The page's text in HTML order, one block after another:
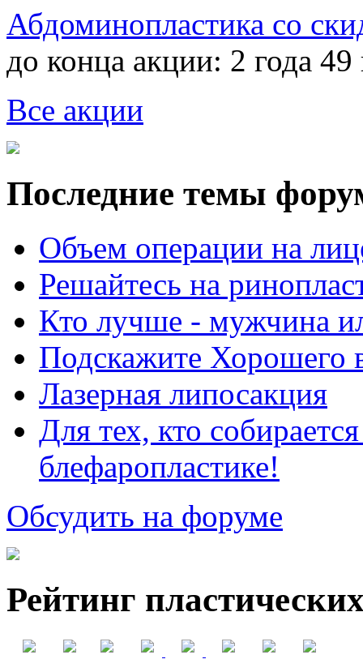
Абдоминопластика со
до конца акции: 2 года 49
Все акции
Последние темы
Объем операции на
Решайтесь на
Кто лучше - мужчина
Подскажите Хорошего
Лазерная липосакция
Для тех, кто
блефаропластике!
Обсудить на форуме
Рейтинг